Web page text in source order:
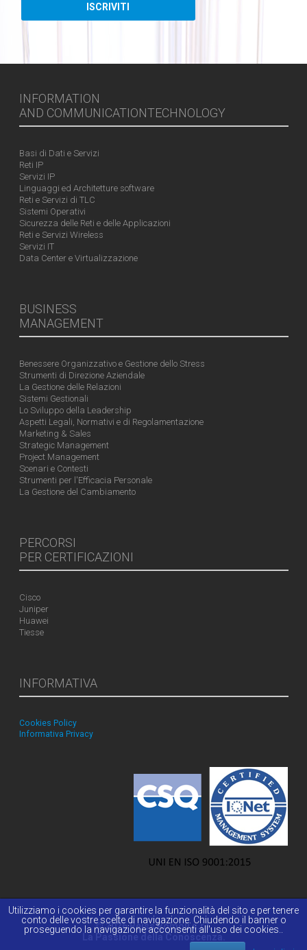
INFORMATION
AND COMMUNICATIONTECHNOLOGY
Basi di Dati e Servizi
Reti IP
Servizi IP
Linguaggi ed Architetture software
Reti e Servizi di TLC
Sistemi Operativi
Sicurezza delle Reti e delle Applicazioni
Reti e Servizi Wireless
Servizi IT
Data Center e Virtualizzazione
BUSINESS
MANAGEMENT
Benessere Organizzativo e Gestione dello Stress
Strumenti di Direzione Aziendale
La Gestione delle Relazioni
Sistemi Gestionali
Lo Sviluppo della Leadership
Aspetti Legali, Normativi e di Regolamentazione
Marketing & Sales
Strategic Management
Project Management
Scenari e Contesti
Strumenti per l'Efficacia Personale
La Gestione del Cambiamento
PERCORSI
PER CERTIFICAZIONI
Cisco
Juniper
Huawei
Tiesse
INFORMATIVA
Cookies Policy
Informativa Privacy
© 2026 Reiss Romoli s.r.l.
La Passione della Conoscenza.
Utilizziamo i cookies per garantire la funzionalità del sito e per tenere
conto delle vostre scelte di navigazione. Chiudendo il banner o
proseguendo la navigazione acconsenti all'uso dei cookies..